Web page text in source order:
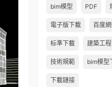
bim模型 PDF
電子版下載 百度
标準下載 建築工程
技術規範 bim模型
下載鏈接